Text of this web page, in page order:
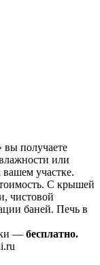
вы получаете
или
участке.
С крышей
чистовой
баней. Печь в
— бесплатно.